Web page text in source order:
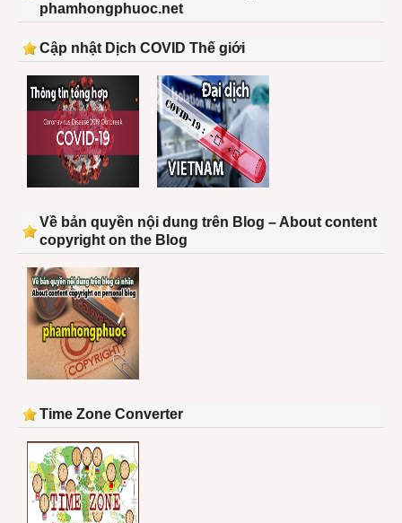
phamhongphuoc.net
Cập nhật Dịch COVID Thế giới
Về bản quyền nội dung trên Blog – About content
copyright on the Blog
Time Zone Converter